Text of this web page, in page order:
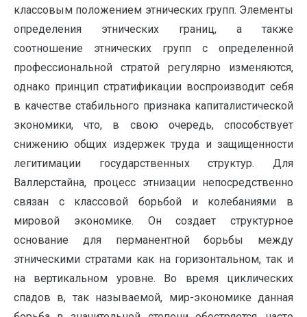
классовым положением этнических групп. Элементы
определения этнических границ, а также
соотношение этнических групп с определенной
профессиональной стратой регулярно изменяются,
однако принцип стратификации воспроизводит себя
в качестве стабильного признака капиталистической
экономики, что, в свою очередь, способствует
снижению общих издержек труда и защищенности
легитимации государственных структур. Для
Валлерстайна, процесс этнизации непосредственно
связан с классовой борьбой и колебаниями в
мировой экономике. Он создает структурное
основание для перманентной борьбы между
этническими стратами как на горизонтальном, так и
на вертикальном уровне. Во время циклических
спадов в, так называемой, мир-экономике данная